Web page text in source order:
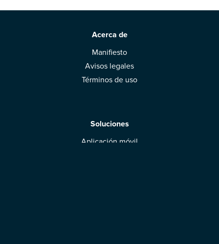
Acerca de
Manifiesto
Avisos legales
Términos de uso
Soluciones
Aplicación móvil